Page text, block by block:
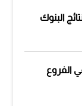
البنوك
الفروع